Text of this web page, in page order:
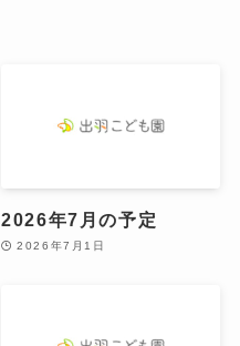
2026年7月の予定
2026年7月1日